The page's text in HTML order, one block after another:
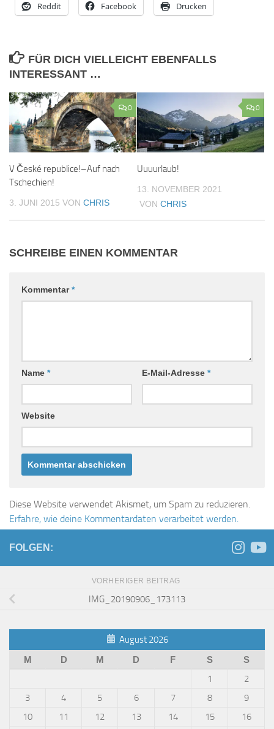
Reddit Facebook Drucken
FÜR DICH VIELLEICHT EBENFALLS
INTERESSANT …
0
V České republice!–Auf nach
Tschechien!
3. JUNI 2015 VON CHRIS
0
Uuuurlaub!
13. NOVEMBER 2021
VON CHRIS
SCHREIBE EINEN KOMMENTAR
Kommentar*
Name * E-Mail-Adresse *
Website
Diese Website verwendet Akismet, um Spam zu reduzieren.
Erfahre, wie deine Kommentardaten verarbeitet werden.
FOLGEN:
VORHERIGER BEITRAG
IMG_20190906_173113
August 2026
M D M D F S S
1
2
3
4 5 6 7 8
9
10
11 12 13 14 15
16